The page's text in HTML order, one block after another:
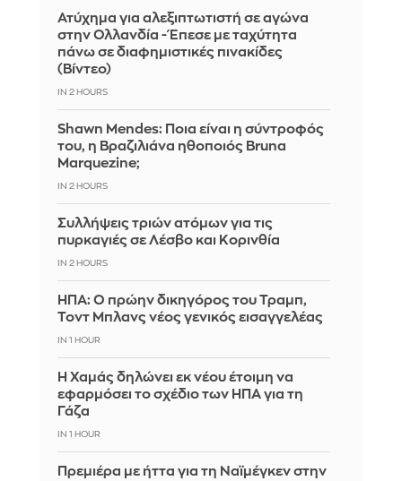
Ατύχημα για αλεξιπτωτιστή σε αγώνα
στην Ολλανδία - Έπεσε με ταχύτητα
πάνω σε διαφημιστικές πινακίδες
(Βίντεο)
IN 2 HOURS
Shawn Mendes: Ποια είναι η σύντροφός
του, η Βραζιλιάνα ηθοποιός Bruna
Marquezine;
IN 2 HOURS
Συλλήψεις τριών ατόμων για τις
πυρκαγιές σε Λέσβο και Κορινθία
IN 2 HOURS
ΗΠΑ: Ο πρώην δικηγόρος του Τραμπ,
Τοντ Μπλανς νέος γενικός εισαγγελέας
IN 1 HOUR
Η Χαμάς δηλώνει εκ νέου έτοιμη να
εφαρμόσει το σχέδιο των ΗΠΑ για τη
Γάζα
IN 1 HOUR
Πρεμιέρα με ήττα για τη Ναϊμέγκεν στην